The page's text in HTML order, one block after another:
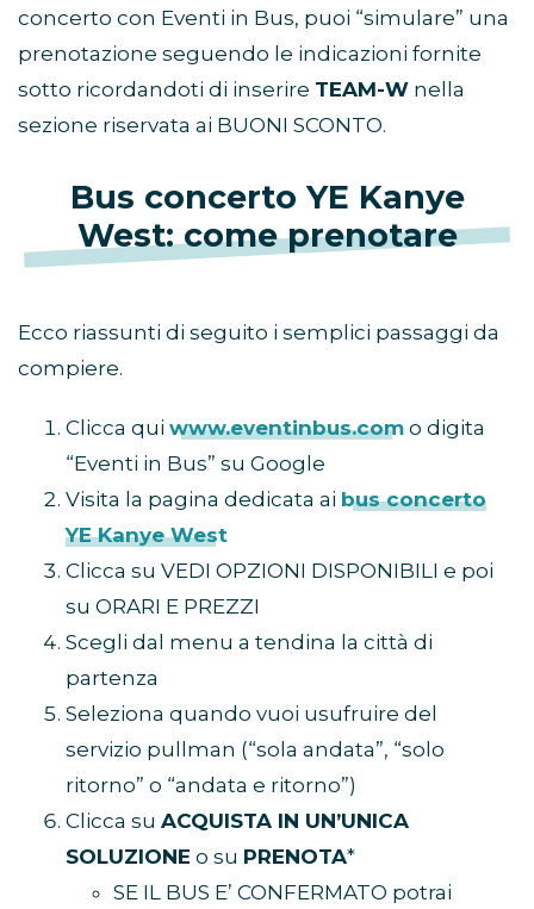
concerto con Eventi in Bus, puoi “simulare” una
prenotazione seguendo le indicazioni fornite
sotto ricordandoti di inserire TEAM-W nella
sezione riservata ai BUONI SCONTO.
Bus concerto YE Kanye
West: come prenotare
Ecco riassunti di seguito i semplici passaggi da
compiere.
Clicca qui www.eventinbus.com o digita
“Eventi in Bus” su Google
Visita la pagina dedicata ai bus concerto
YE Kanye West
Clicca su VEDI OPZIONI DISPONIBILI e poi
su ORARI E PREZZI
Scegli dal menu a tendina la città di
partenza
Seleziona quando vuoi usufruire del
servizio pullman (“sola andata”, “solo
ritorno” o “andata e ritorno”)
Clicca su ACQUISTA IN UN’UNICA
SOLUZIONE o su PRENOTA*
SE IL BUS E’ CONFERMATO potrai